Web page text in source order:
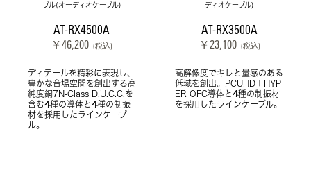
ブル(オーディオケーブル)
AT-RX4500A
￥46,200 (税込)
ディテールを精彩に表現し、
豊かな音場空間を創出する高
純度銅7N-Class D.U.C.C.を
含む4種の導体と4種の制振
材を採用したラインケーブ
ル。
ディオケーブル)
AT-RX3500A
￥23,100 (税込)
高解像度でキレと量感のある
低域を創出。PCUHD＋HYP
ER OFC導体と4種の制振材
を採用したラインケーブル。